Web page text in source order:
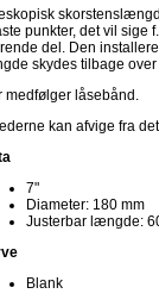
punkter, det vil sige
del. Den
skydes tilbage
medfølger låsebånd.
kan afvige fra
7"
Diameter: 180 mm
Justerbar længde:
Blank